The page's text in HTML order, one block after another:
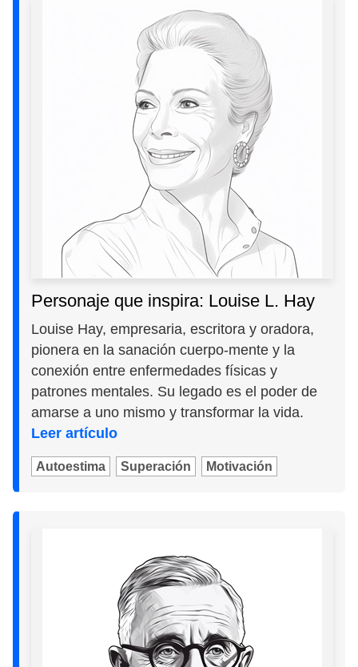
Personaje que inspira: Louise L. Hay
Louise Hay, empresaria, escritora y oradora,
pionera en la sanación cuerpo-mente y la
conexión entre enfermedades físicas y
patrones mentales. Su legado es el poder de
amarse a uno mismo y transformar la vida.
Leer artículo
Autoestima Superación Motivación